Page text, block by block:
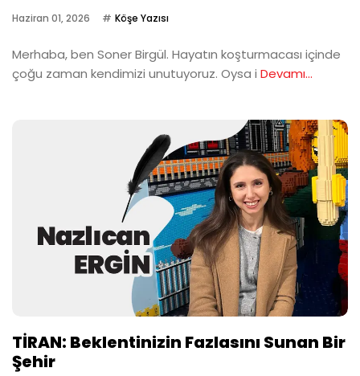
Haziran 01, 2026 Köşe Yazısı
Merhaba, ben Soner Birgül. Hayatın koşturmacası içinde
çoğu zaman kendimizi unutuyoruz. Oysa i Devamı...
TİRAN: Beklentinizin Fazlasını Sunan Bir
Şehir